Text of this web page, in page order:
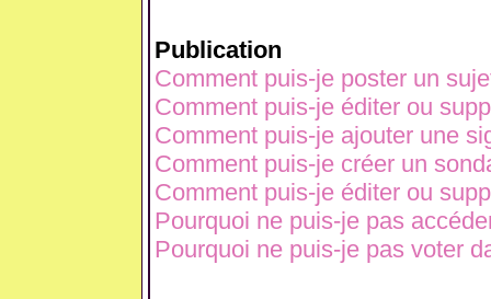
Publication
Comment puis-je poster un
Comment puis-je éditer ou
Comment puis-je ajouter une
Comment puis-je créer un
Comment puis-je éditer ou
Pourquoi ne puis-je pas
Pourquoi ne puis-je pas voter